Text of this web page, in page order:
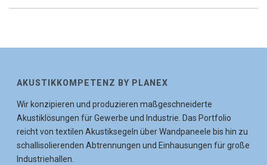
AKUSTIKKOMPETENZ BY PLANEX
Wir konzipieren und produzieren maßgeschneiderte
Akustiklösungen für Gewerbe und Industrie. Das Portfolio
reicht von textilen Akustiksegeln über Wandpaneele bis hin zu
schallisolierenden Abtrennungen und Einhausungen für große
Industriehallen.